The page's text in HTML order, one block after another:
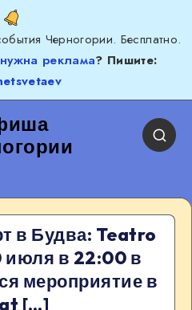
Черногории. Бесплатно.
нужна реклама? Пишите:
в Будва: Teatro
июля в 22:00 в
мероприятие в
[…]